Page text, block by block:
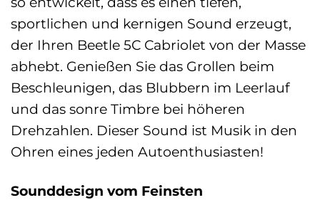
sportlichen und kernigen Sound erzeugt,
der Ihren Beetle 5C Cabriolet von der Masse
abhebt. Genießen Sie das Grollen beim
Beschleunigen, das Blubbern im Leerlauf
und das sonre Timbre bei höheren
Drehzahlen. Dieser Sound ist Musik in den
Ohren eines jeden Autoenthusiasten!
Sounddesign vom Feinsten